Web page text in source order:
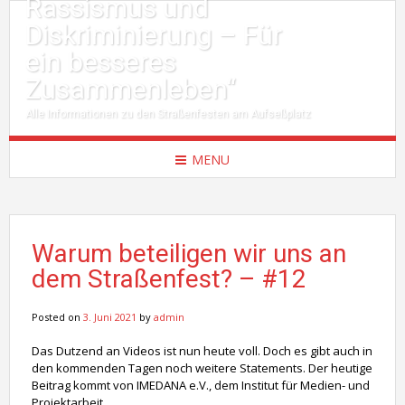
Rassismus und
Diskriminierung – Für
ein besseres
Zusammenleben“
Alle Informationen zu den Straßenfesten am Aufseßplatz
MENU
Warum beteiligen wir uns an
dem Straßenfest? – #12
Posted on 3. Juni 2021 by admin
Das Dutzend an Videos ist nun heute voll. Doch es gibt auch in
den kommenden Tagen noch weitere Statements. Der heutige
Beitrag kommt von IMEDANA e.V., dem Institut für Medien- und